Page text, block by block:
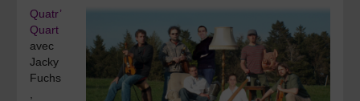
Quatr’
Quart
avec
Jacky
Fuchs